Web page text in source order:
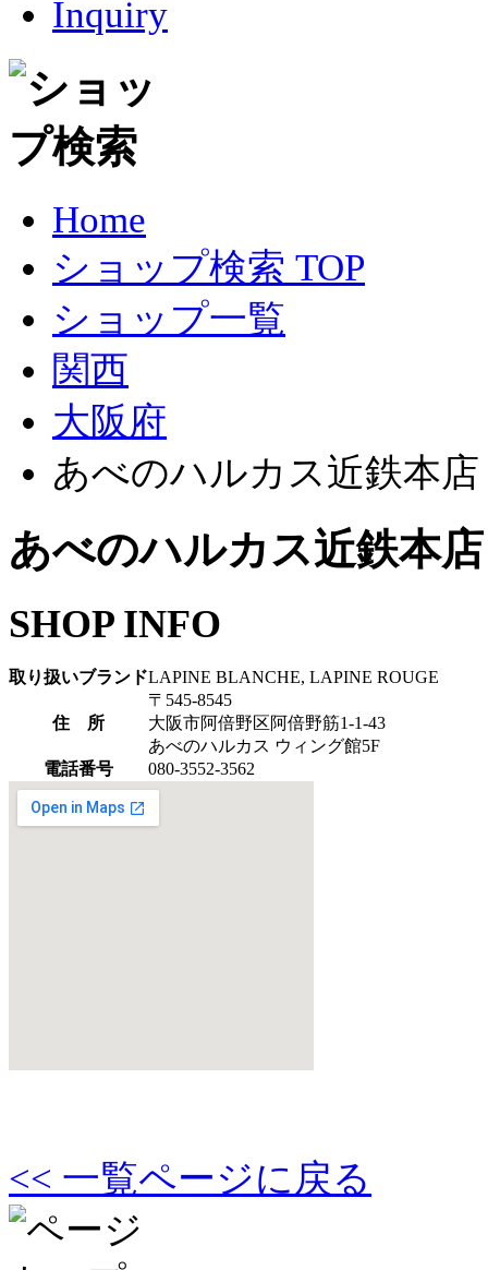
Home
ショップ検索 TOP
ショップ一覧
関西
大阪府
あべのハルカス近鉄本
あべのハルカス近鉄本
SHOP INFO
取り扱いブランドLAPINE BLANCHE, LAPINE ROUGE
住 所
〒545-8545
大阪市阿倍野区阿倍野筋1-1-43
あべのハルカス ウィング館5F
電話番号
080-3552-3562
<< 一覧ページに戻る